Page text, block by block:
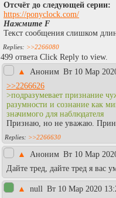
Отсчёт до следующей серии:
https://ponyclock.com/
Нажмите F
Текст сообщения слишком
>>2266080
499 ответа Click Reply to view.
▲
Аноним Вт 10 Мар
>>2266626
>подразумевает признание
разумности и сознание как
значимого для наблюдателя
Признаю, но не уважаю.
>>2266630
▲ Аноним Вт 10 Мар
Дайте тред, дайте тред я вас
▲ null Вт 10 Мар 2020